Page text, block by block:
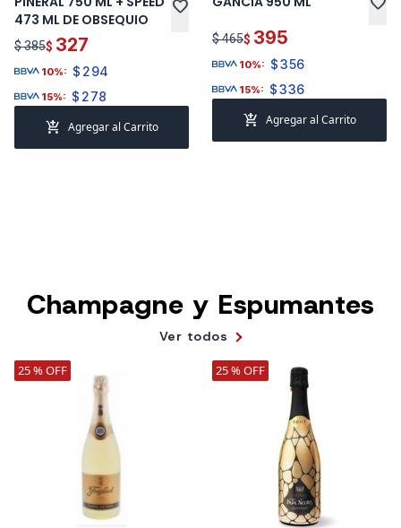
473 ML DE OBSEQUIO
favorite
$ 385$ 327
10%: $ 294
15%: $ 278
add_shopping_cart Agregar al Carrito
$ 465$ 395
10%: $356
15%: $336
add_shopping_cart Agregar al Carrito
Champagne y Espumantes
Ver todos
25 % OFF 25 % OFF